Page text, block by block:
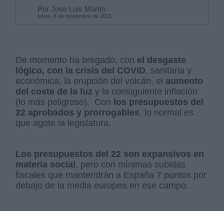
Por Jose Luis Martín
lunes, 8 de noviembre de 2021
De momento ha bregado, con el desgaste
lógico, con la crisis del COVID, sanitaria y
económica, la erupción del volcán, el aumento
del coste de la luz y la consiguiente inflación
(lo más peligroso).
Con los presupuestos del
22 aprobados y prorrogables, lo normal es
que agote la legislatura.
Los presupuestos del 22 son expansivos en
materia social , pero con mínimas subidas
fiscales que mantendrán a España 7 puntos por
debajo de la media europea en ese campo.